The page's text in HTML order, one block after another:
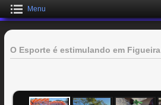
Menu
O Esporte é estimulando em Figueira